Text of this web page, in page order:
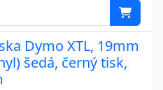
Dymo XTL, 19mm
šedá, černý tisk,